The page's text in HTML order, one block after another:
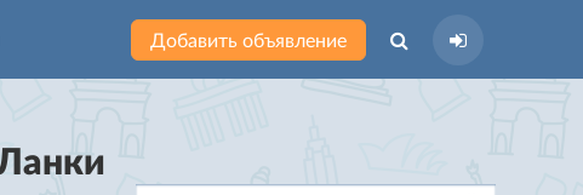
Добавить объявление